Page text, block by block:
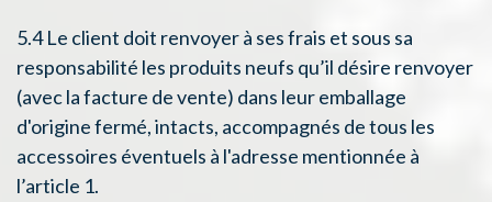
5.4 Le client doit renvoyer à ses frais et sous sa
responsabilité les produits neufs qu’il désire renvoyer
(avec la facture de vente) dans leur emballage
d'origine fermé, intacts, accompagnés de tous les
accessoires éventuels à l'adresse mentionnée à
l’article 1.